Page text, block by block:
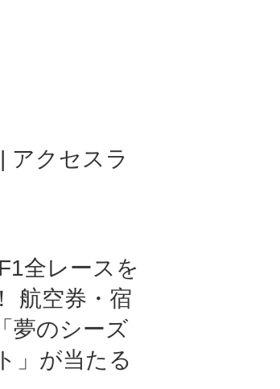
アクセスラ
全レースを
航空券・宿
夢のシーズ
」が当たる